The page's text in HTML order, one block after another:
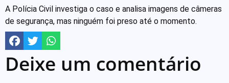
A Polícia Civil investiga o caso e analisa imagens de câmeras
de segurança, mas ninguém foi preso até o momento.
Deixe um comentário